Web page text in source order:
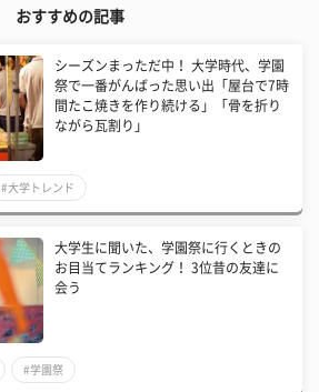
おすすめの記事
シーズンまっただ中！ 大学時代、学園
祭で一番がんばった思い出「屋台で7時
間たこ焼きを作り続ける」「骨を折り
ながら瓦割り」
#大学トレンド
大学生に聞いた、学園祭に行くときの
お目当てランキング！ 3位昔の友達に
会う
#学園祭